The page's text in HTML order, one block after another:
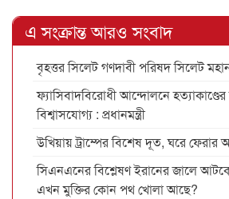
এ সংক্রান্ত আরও সংবাদ
বৃহত্তর সিলেট গণদাবী পরিষদ সিলেট
ফ্যাসিবাদবিরোধী আন্দোলনে হত্যাকাণ্ডের
বিশ্বাসযোগ্য : প্রধানমন্ত্রী
উখিয়ায় ট্রাম্পের বিশেষ দূত, ঘরে ফেরার
সিএনএনের বিশ্লেষণ ইরানের জালে
এখন মুক্তির কোন পথ খোলা আছে?